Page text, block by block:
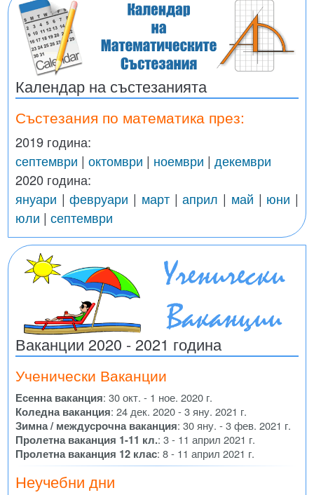
Календар на състезанията
Състезания по математика през:
2019 година:
септември | октомври | ноември | декември
2020 година:
януари |февруари | март|април | май | юни |
юли | септември
Ваканции 2020 - 2021 година
Ученически Ваканции
Есенна ваканция: 30 окт. - 1 ное. 2020 г.
Коледна ваканция: 24 дек. 2020 - 3 яну. 2021 г.
Зимна / междусрочна ваканция: 30 яну. - 3 фев. 2021 г.
Пролетна ваканция 1-11 кл.: 3 - 11 април 2021 г.
Пролетна ваканция 12 клас: 8 - 11 април 2021 г.
Неучебни дни